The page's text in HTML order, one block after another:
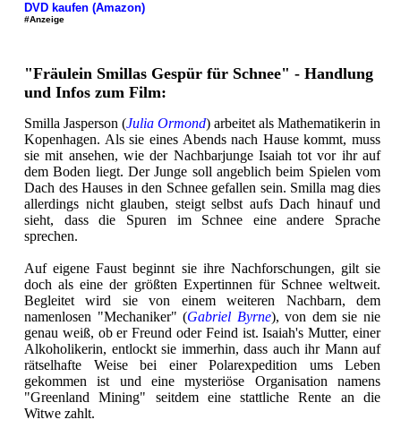
DVD kaufen (Amazon)
#Anzeige
"Fräulein Smillas Gespür für Schnee" - Handlung
und Infos zum Film:
Smilla Jasperson (Julia Ormond) arbeitet als Mathematikerin in
Kopenhagen. Als sie eines Abends nach Hause kommt, muss
sie mit ansehen, wie der Nachbarjunge Isaiah tot vor ihr auf
dem Boden liegt. Der Junge soll angeblich beim Spielen vom
Dach des Hauses in den Schnee gefallen sein. Smilla mag dies
allerdings nicht glauben, steigt selbst aufs Dach hinauf und
sieht, dass die Spuren im Schnee eine andere Sprache
sprechen.
Auf eigene Faust beginnt sie ihre Nachforschungen, gilt sie
doch als eine der größten Expertinnen für Schnee weltweit.
Begleitet wird sie von einem weiteren Nachbarn, dem
namenlosen "Mechaniker" (Gabriel Byrne), von dem sie nie
genau weiß, ob er Freund oder Feind ist. Isaiah's Mutter, einer
Alkoholikerin, entlockt sie immerhin, dass auch ihr Mann auf
rätselhafte Weise bei einer Polarexpedition ums Leben
gekommen ist und eine mysteriöse Organisation namens
"Greenland Mining" seitdem eine stattliche Rente an die
Witwe zahlt.